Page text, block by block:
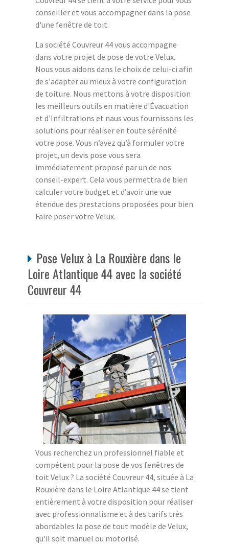
conseiller et vous accompagner dans la pose
d'une fenêtre de toit.
La société Couvreur 44 vous accompagne
dans votre projet de pose de votre Velux.
Nous vous aidons dans le choix de celui-ci afin
de s'adapter au mieux à votre configuration
de toiture. Nous mettons à votre disposition
les meilleurs outils en matière d'Évacuation
et d'Infiltrations et naus vous fournissons les
solutions pour réaliser en toute sérénité
votre pose. Vous n’avez qu’à formuler votre
projet, un devis pose vous sera
immédiatement proposé par un de nos
conseil-expert. Cela vous permettra de bien
calculer votre budget et d’avoir une vue
étendue des prestations proposées pour bien
Faire poser votre Velux.
Pose Velux à La Rouxière dans le
Loire Atlantique 44 avec la société
Couvreur 44
Vous recherchez un professionnel fiable et
compétent pour la pose de vos fenêtres de
toit Velux ? La société Couvreur 44, située à La
Rouxière dans le Loire Atlantique 44 se tient
entièrement à votre disposition pour réaliser
avec professionnalisme et à des tarifs très
abordables la pose de tout modèle de Velux,
qu'il soit manuel ou motorisé.